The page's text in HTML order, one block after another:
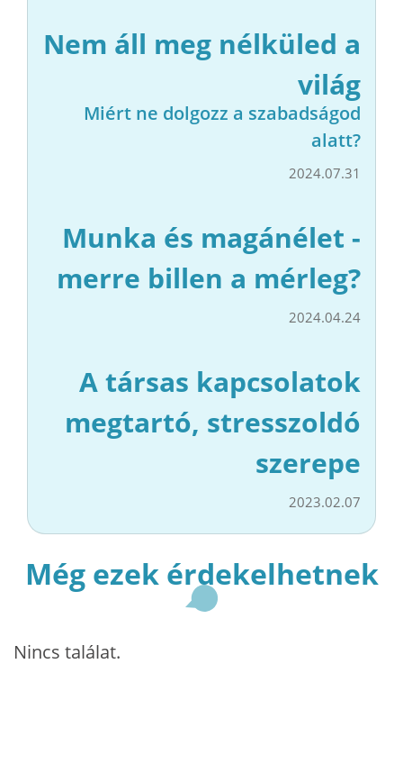
Nem áll meg nélküled a
világ
Miért ne dolgozz a szabadságod
alatt?
2024.07.31
Munka és magánélet -
merre billen a mérleg?
2024.04.24
A társas kapcsolatok
megtartó, stresszoldó
szerepe
2023.02.07
Még ezek érdekelhetnek
Nincs találat.